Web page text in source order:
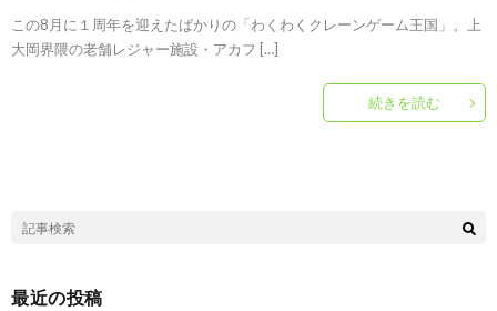
この8月に１周年を迎えたばかりの「わくわくクレーンゲーム王国」。上
大岡界隈の老舗レジャー施設・アカフ […]
続きを読む
最近の投稿